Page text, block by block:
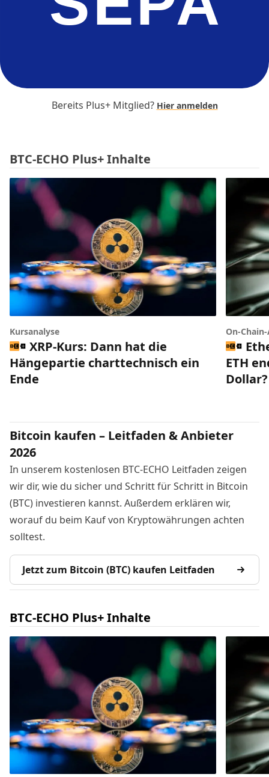
Bereits Plus+ Mitglied? Hier anmelden
BTC-ECHO Plus+ Inhalte
Kursanalyse
XRP-Kurs: Dann hat die
Hängepartie charttechnisch ein
Ende
On-
ETH
Dollar?
Bitcoin kaufen – Leitfaden & Anbieter
2026
In unserem kostenlosen BTC-ECHO Leitfaden zeigen
wir dir, wie du sicher und Schritt für Schritt in Bitcoin
(BTC) investieren kannst. Außerdem erklären wir,
worauf du beim Kauf von Kryptowährungen achten
solltest.
Jetzt zum Bitcoin (BTC) kaufen Leitfaden
BTC-ECHO Plus+ Inhalte